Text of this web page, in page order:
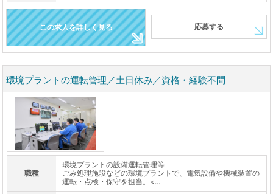
この求人を詳しく見る 応募する
環境プラントの運転管理／土日休み／資格・経験不問
職種
環境プラントの設備運転管理等
ごみ処理施設などの環境プラントで、電気設備や機械装置の
運転・点検・保守を担当。<...